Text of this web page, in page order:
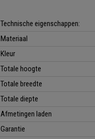
Technische eigenschappen:
Materiaal
Kleur
Totale hoogte
Totale breedte
Totale diepte
Afmetingen laden
Garantie